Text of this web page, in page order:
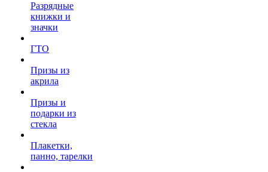
Разрядные
книжки и
значки
ГТО
Призы из
акрила
Призы и
подарки из
стекла
Плакетки,
панно, тарелки